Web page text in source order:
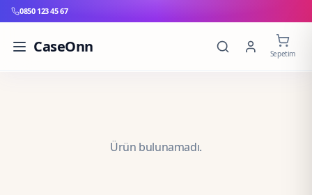
0850 123 45 67
CaseOnn Sepetim
Ürün bulunamadı.